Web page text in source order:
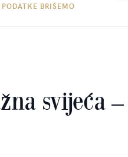
BRIŠEMO
svijeća